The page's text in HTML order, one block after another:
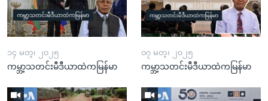
၁၄ မတ္၊ ၂၀၂၅
ကမ္ဘာ့သတင်းမီဒီယာထဲကမြန်မာ
၀၇ မတ္၊ ၂၀၂၅
ကမ္ဘာ့သတင်းမီဒီယာထဲကမြန်မာ